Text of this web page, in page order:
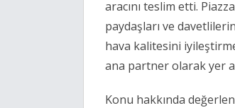
aracını teslim etti.
paydaşları ve
hava kalitesini
ana partner olarak yer
Konu hakkında